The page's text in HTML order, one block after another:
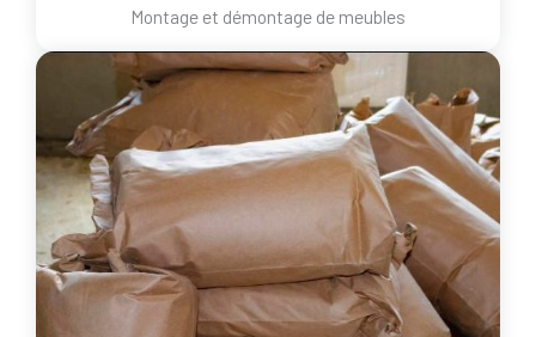
Montage et démontage de meubles